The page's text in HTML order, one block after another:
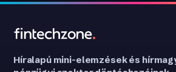
Híralapú mini-elemzések és